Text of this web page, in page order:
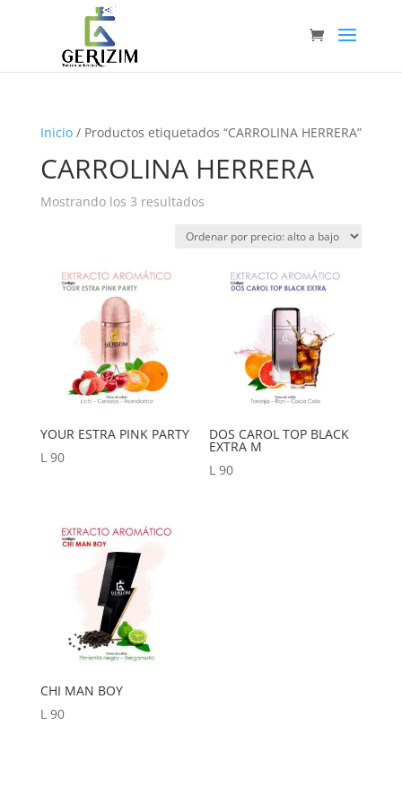
Inicio/ Productos etiquetados “CARROLINA HERRERA”
CARROLINA HERRERA
Mostrando los 3 resultadosOrdenado
precio:
YOUR ESTRA PINK PARTY
L90
DOS CAROL TOP BLACK
EXTRA M
L90
CHI MAN BOY
L 90